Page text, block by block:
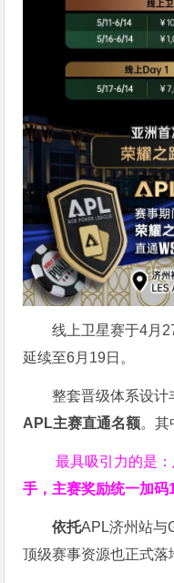
线上卫星赛于4月
延续至6月19日。
整套晋级体系设计
APL主赛直通名额。其
最具吸引力的是：
手，主赛奖励统一加码
依托APL济州站与
顶级赛事资源也正式落